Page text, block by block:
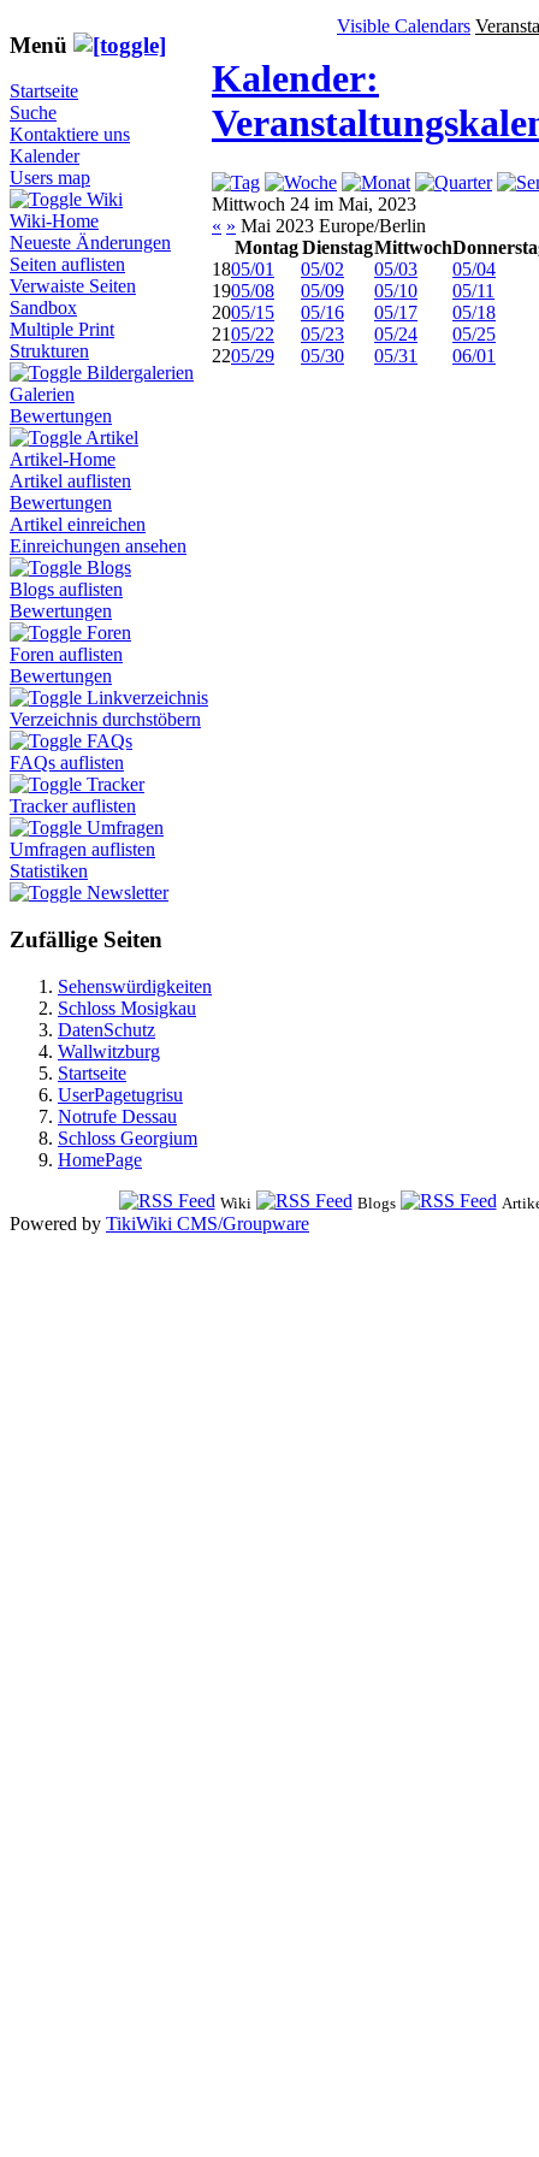
Menü
Startseite
Suche
Kontaktiere uns
Kalender
Users map
Wiki
Wiki-Home
Neueste Änderungen
Seiten auflisten
Verwaiste Seiten
Sandbox
Multiple Print
Strukturen
Bildergalerien
Galerien
Bewertungen
Artikel
Artikel-Home
Artikel auflisten
Bewertungen
Artikel einreichen
Einreichungen ansehen
Blogs
Blogs auflisten
Bewertungen
Foren
Foren auflisten
Bewertungen
Linkverzeichnis
Verzeichnis durchstöbern
FAQs
FAQs auflisten
Tracker
Tracker auflisten
Umfragen
Umfragen auflisten
Statistiken
Newsletter
Zufällige Seiten
Sehenswürdigkeiten
Schloss Mosigkau
DatenSchutz
Wallwitzburg
Startseite
UserPagetugrisu
Notrufe Dessau
Schloss Georgium
HomePage
Visible Calendars
Kalender:
Mittwoch 24 im Mai, 2023
« » Mai 2023 Europe/Berlin
Montag DienstagMittwoch
1805/01 05/02 05/03
05/04
1905/08 05/09 05/10
05/11
2005/15 05/16 05/17
05/18
2105/22 05/23 05/24
05/25
2205/29 05/30 05/31 06/01
Wiki Blogs
Powered by TikiWiki CMS/Groupware